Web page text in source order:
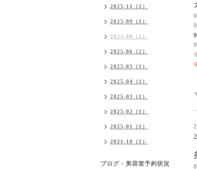
2025-11（1）
2025-09（1）
2025-08（2）
2025-06（2）
2025-05（1）
2025-04（1）
2025-03（1）
2025-02（1）
2025-01（1）
2021-10（1）
ブログ・美容室予約状況